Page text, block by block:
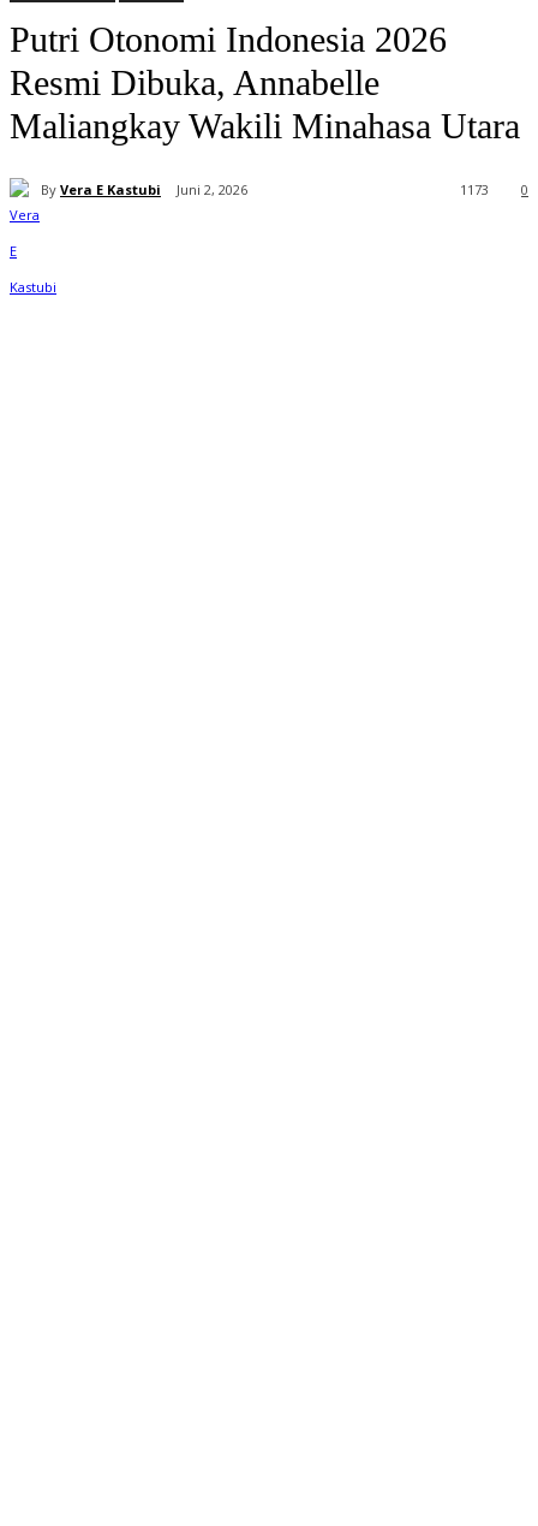
Putri Otonomi Indonesia 2026
Resmi Dibuka, Annabelle
Maliangkay Wakili Minahasa Utara
By Vera E Kastubi Juni 2, 2026 0
1173